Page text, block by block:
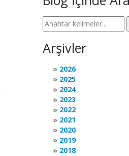
Arşivler
2026
2025
2024
2023
2022
2021
2020
2019
2018